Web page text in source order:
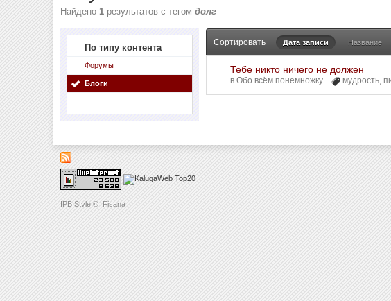
IPB Style © Fisana
Найдено1 результатов с тегомдолг
По типу контента
Форумы
Блоги
Сортировать Дата записи Название
Тебе никто ничего не должен
вОбо всём понемножку... мудрость,